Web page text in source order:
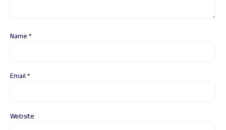
Name*
Email*
Website